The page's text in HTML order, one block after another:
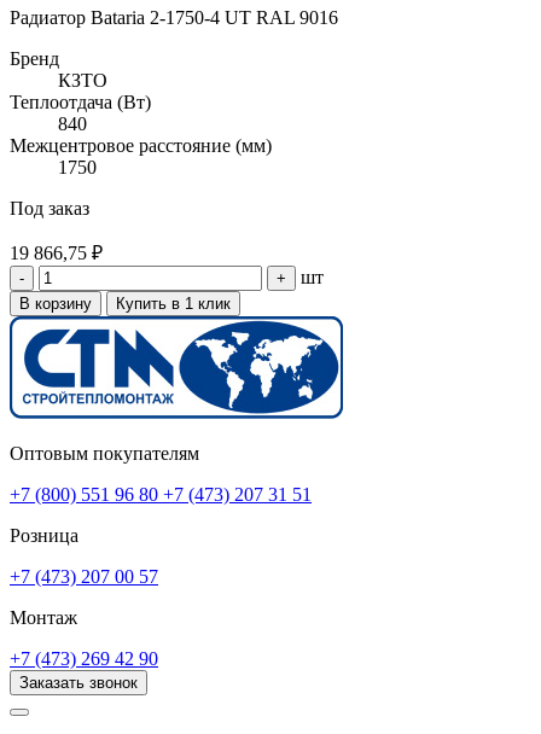
Радиатор Bataria 2-1750-4 UT RAL 9016
Бренд
КЗТО
Теплоотдача (Вт)
840
Межцентровое расстояние (мм)
1750
Под заказ
19 866,75 ₽
- + шт
В корзину Купить в 1 клик
Оптовым покупателям
+7 (800) 551 96 80 +7 (473) 207 31 51
Розница
+7 (473) 207 00 57
Монтаж
+7 (473) 269 42 90
Заказать звонок